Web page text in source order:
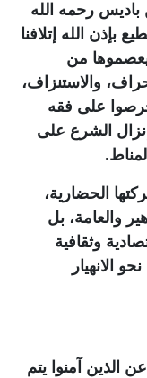
باديس رحمه الله
بإذن الله إتلافنا
من
والاستنزاف،
على فقه
الشرع على
الحضارية،
والعامة، بل
وثقافية
الانهيار
آمنوا يتم